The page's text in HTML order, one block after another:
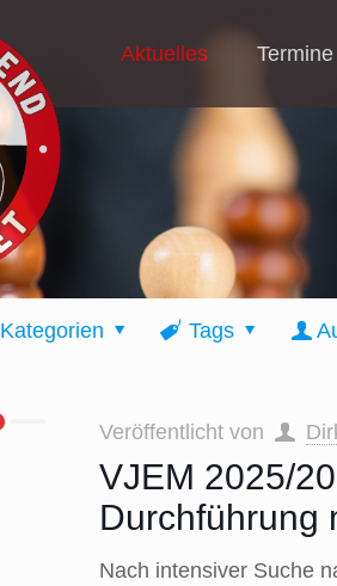
Aktuelles Termine
Kategorien Tags
Veröffentlicht von
VJEM 2025/
Durchführung
Nach intensiver Suche